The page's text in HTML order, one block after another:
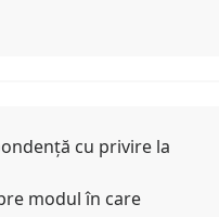
cu privire la
modul în care